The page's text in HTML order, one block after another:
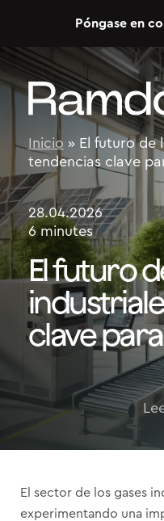
Póngase en
Inicio » El futuro de
tendencias clave
28.04.2026
6 minutes
El futuro
clave
El sector de los gases
experimentando una